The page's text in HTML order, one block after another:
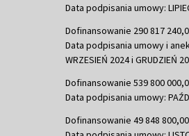
Data podpisania umowy:
Dofinansowanie 290 817
Data podpisania umowy i
WRZESIEŃ 2024 i GRUDZIEŃ
Dofinansowanie 539 800
Data podpisania umowy:
Dofinansowanie 49 848 800,00